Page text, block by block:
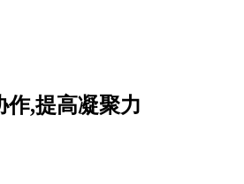
作,提高凝聚力